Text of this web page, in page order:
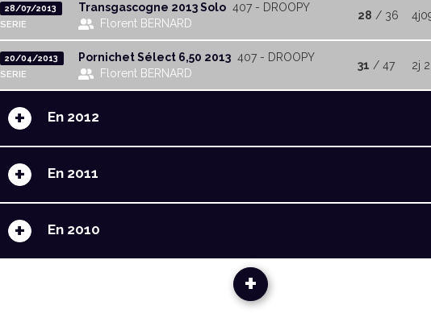
28/07/2013
SERIE
Transgascogne 2013 Solo 407 - DROOPY
Florent BERNARD
28 / 36
20/04/2013
SERIE
Pornichet Sélect 6,50 2013 407 - DROOPY
Florent BERNARD
31 / 47 2j
+ En 2012
+ En 2011
+ En 2010
+